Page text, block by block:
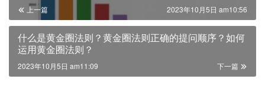
上一篇 2023年10月5日 am10:56
什么是黄金圈法则？黄金圈法则正确的提问顺序？如何
运用黄金圈法则？
下一篇
2023年10月5日 am11:09